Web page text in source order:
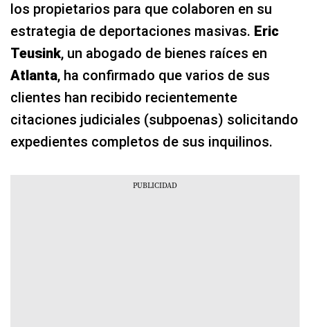
los propietarios para que colaboren en su
estrategia de deportaciones masivas. Eric
Teusink, un abogado de bienes raíces en
Atlanta, ha confirmado que varios de sus
clientes han recibido recientemente
citaciones judiciales (subpoenas) solicitando
expedientes completos de sus inquilinos.